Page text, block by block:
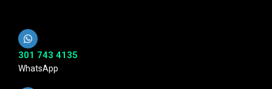
301 743 4135
WhatsApp